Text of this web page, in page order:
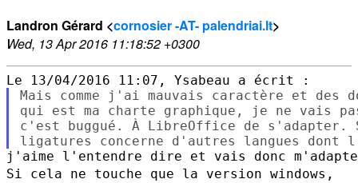
Landron Gérard <cornosier -AT- palendriai.lt>
Wed, 13 Apr 2016 11:18:52 +0300
Mais comme j'ai mauvais caractère et des
qui est ma charte graphique, je ne vais
c'est buggué. À LibreOffice de s'adapter.
Si cela ne touche que la version windows,